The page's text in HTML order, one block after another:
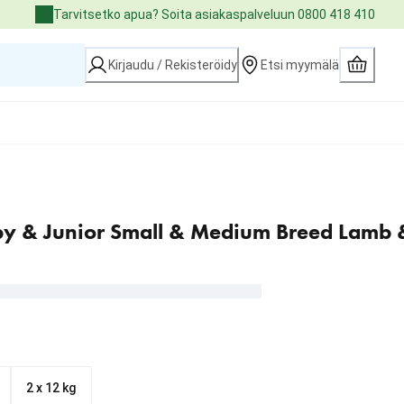
Tarvitsetko apua? Soita asiakaspalveluun 0800 418 410
Kirjaudu / Rekisteröidy Etsi myymälä
& Junior Small & Medium Breed Lamb
2 x 12 kg